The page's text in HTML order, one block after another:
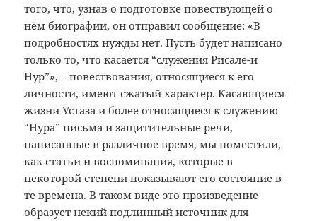
того, что, узнав о подготовке повествующей о
нём биографии, он отправил сообщение: «В
подробностях нужды нет. Пусть будет написано
только то, что касается “служения Рисале-и
Нур”», – повествования, относящиеся к его
личности, имеют сжатый характер. Касающиеся
жизни Устаза и более относящиеся к служению
“Нура” письма и защитительные речи,
написанные в различное время, мы поместили,
как статьи и воспоминания, которые в
некоторой степени показывают его состояние в
те времена. В таком виде это произведение
образует некий подлинный источник для